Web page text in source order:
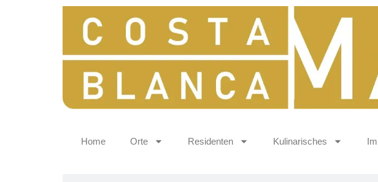
Home Orte Residenten Kulinarisches